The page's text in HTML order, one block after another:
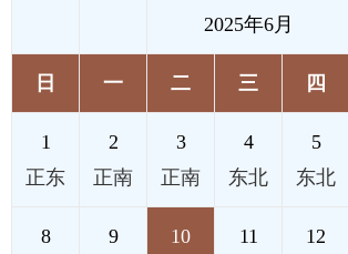
2025年6月
日 一 二 三 四
1
正东
2
正南
3
正南
4
东北
5
东北
8
9
10
11
12